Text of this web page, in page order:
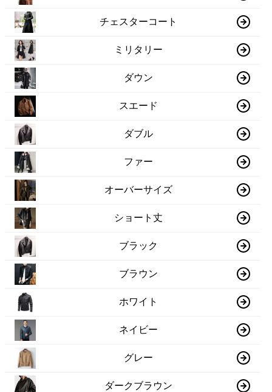
チェスターコート
ミリタリー
ダウン
スエード
ダブル
ファー
オーバーサイズ
ショート丈
ブラック
ブラウン
ホワイト
ネイビー
グレー
ダークブラウン